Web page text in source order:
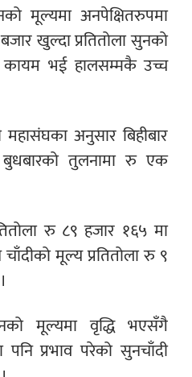
मूल्यमा अनपेक्षितरुपमा
खुल्दा प्रतितोला सुनको
भई हालसम्मकै उच्च
अनुसार बिहीबार
तुलनामा रु एक
रु ८९ हजार १६५ मा
मूल्य प्रतितोला रु ९
सुनको मूल्यमा वृद्धि भएसँगै
प्रभाव परेको सुनचाँदी